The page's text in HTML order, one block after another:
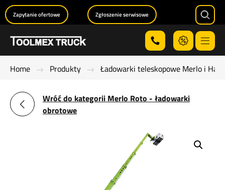
Menu
Zapytanie ofertowe Zgłoszenie serwisowe
Home Produkty Ładowarki teleskopowe Merlo i
Wróć do kategorii Merlo Roto - ładowarki
obrotowe